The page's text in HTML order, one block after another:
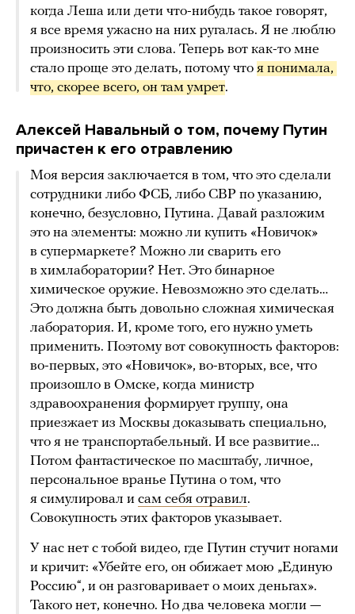
когда Леша или дети что-нибудь такое говорят,
я все время ужасно на них ругалась. Я не люблю
произносить эти слова. Теперь вот как-то мне
стало проще это делать, потому что я понимала,
что, скорее всего, он там умрет.
Алексей Навальный о том, почему Путин
причастен к его отравлению
Моя версия заключается в том, что это сделали
сотрудники либо ФСБ, либо СВР по указанию,
конечно, безусловно, Путина. Давай разложим
это на элементы: можно ли купить «Новичок»
в супермаркете? Можно ли сварить его
в химлаборатории? Нет. Это бинарное
химическое оружие. Невозможно это сделать…
Это должна быть довольно сложная химическая
лаборатория. И, кроме того, его нужно уметь
применить. Поэтому вот совокупность факторов:
во-первых, это «Новичок», во-вторых, все, что
произошло в Омске, когда министр
здравоохранения формирует группу, она
приезжает из Москвы доказывать специально,
что я не транспортабельный. И все развитие…
Потом фантастическое по масштабу, личное,
персональное вранье Путина о том, что
я симулировал и сам себя отравил.
Совокупность этих факторов указывает.
У нас нет с тобой видео, где Путин стучит ногами
и кричит: «Убейте его, он обижает мою „Единую
Россию“, и он разговаривает о моих деньгах».
Такого нет, конечно. Но два человека могли —